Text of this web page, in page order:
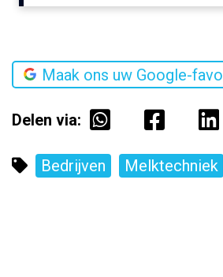
Maak ons uw Google-
Delen via:
Bedrijven Melktechniek